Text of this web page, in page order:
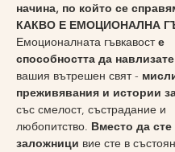
начина, по който се
КАКВО Е ЕМОЦИОНАЛНА
Емоционалната гъвкавост е
способността да
вашия вътрешен свят -
преживявания и истории
със смелост, състрадание и
любопитство. Вместо да сте
заложници вие сте в